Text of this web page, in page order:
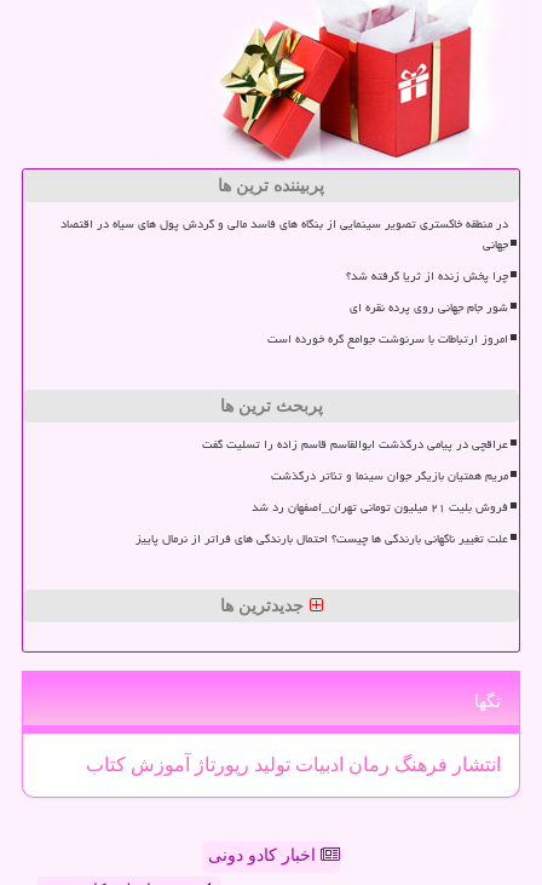
پربیننده ترین ها
در منطقه خاکستری تصویر سینمایی از بنگاه های فاسد مالی و گردش پول های سیاه در اقتصاد
جهانی
چرا پخش زنده از ثریا گرفته شد؟
شور جام جهانی روی پرده نقره ای
امروز ارتباطات با سرنوشت جوامع گره خورده است
پربحث ترین ها
عراقچی در پیامی درگذشت ابوالقاسم قاسم زاده را تسلیت گفت
مریم همتیان بازیگر جوان سینما و تئاتر درگذشت
فروش بلیت ۲۱ میلیون تومانی تهران_اصفهان رد شد
علت تغییر ناگهانی بارندگی ها چیست؟ احتمال بارندگی های فراتر از نرمال پاییز
جدیدترین ها
تگها
انتشار فرهنگ رمان ادبیات تولید رپورتاژ آموزش كتاب
اخبار کادو دونی